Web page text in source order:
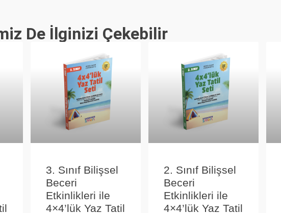
De İlginizi Çekebilir
3. Sınıf Bilişsel
Beceri
Etkinlikleri ile
4×4’lük Yaz Tatil
2. Sınıf Bilişsel
Beceri
Etkinlikleri ile
4×4’lük Yaz Tatil